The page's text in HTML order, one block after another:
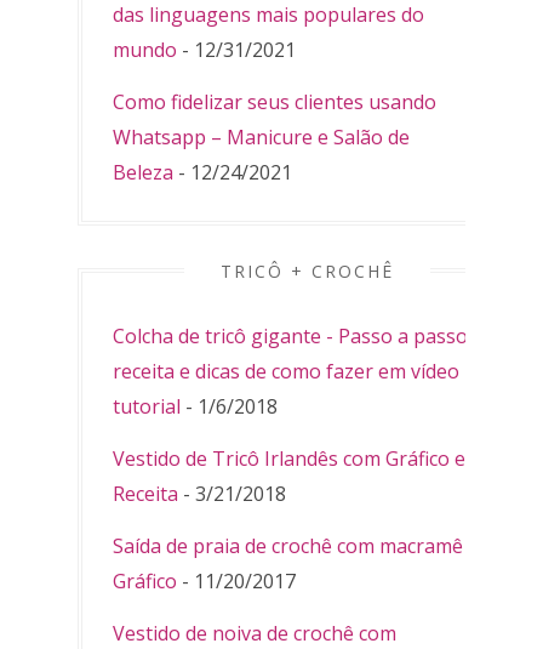
das linguagens mais populares do
mundo - 12/31/2021
Como fidelizar seus clientes usando
Whatsapp – Manicure e Salão de
Beleza - 12/24/2021
TRICÔ + CROCHÊ
Colcha de tricô gigante - Passo a passo,
receita e dicas de como fazer em vídeo
tutorial - 1/6/2018
Vestido de Tricô Irlandês com Gráfico e
Receita - 3/21/2018
Saída de praia de crochê com macramê -
Gráfico - 11/20/2017
Vestido de noiva de crochê com